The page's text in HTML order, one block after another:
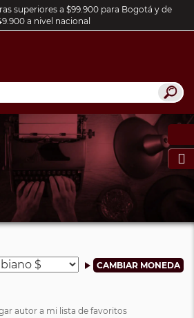
superiores a $99.900 para Bogotá y de
a nivel nacional

autor a mi lista de favoritos